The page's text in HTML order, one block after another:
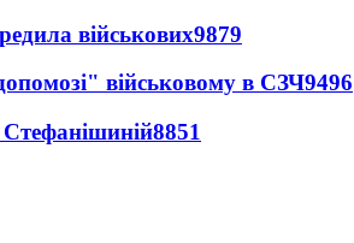
військових9879
військовому в СЗЧ9496
Стефанішиній8851